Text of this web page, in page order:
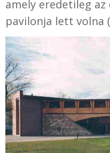
amely eredetileg
pavilonja lett volna